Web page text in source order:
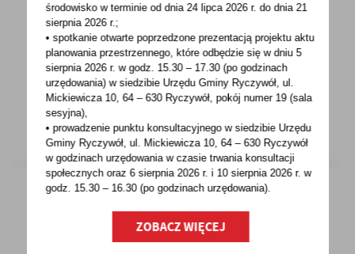
14 SIERPNIA PLACÓWKI ZUS BĘDĄ NIECZYNNE
W piątek, 14 sierpnia, sale obsługi klientów,
w placówkach Zakładu Ubezpieczeń
Społecznych, będą...
ZUS: REKORD W LICZBIE ZAŁOŻONYCH
środowisko w terminie od dnia 24 lipca 2026 r. do dnia 21
sierpnia 2026 r.;
• spotkanie otwarte poprzedzone prezentacją projektu aktu
planowania przestrzennego, które odbędzie się w dniu 5
sierpnia 2026 r.w godz. 15.30 – 17.30 (po godzinach
urzędowania) w siedzibie Urzędu Gminy Ryczywół, ul.
Mickiewicza 10, 64 – 630 Ryczywół, pokójnumer 19 (sala
sesyjna),
• prowadzenie punktu konsultacyjnego w siedzibie Urzędu
Gminy Ryczywół, ul. Mickiewicza 10, 64 – 630 Ryczywół
w godzinachurzędowania w czasie trwania konsultacji
społecznych oraz 6 sierpnia 2026 r. i 10 sierpnia 2026 r. w
godz. 15.30 – 16.30 (po godzinachurzędowania).
ZOBACZ WIĘCEJ